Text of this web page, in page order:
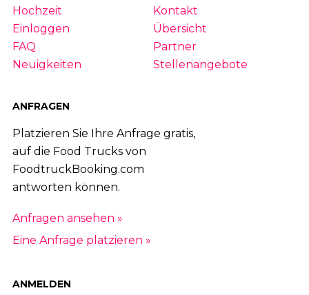
Hochzeit
Kontakt
Einloggen
Übersicht
FAQ
Partner
Neuigkeiten
Stellenangebote
ANFRAGEN
Platzieren Sie Ihre Anfrage gratis,
auf die Food Trucks von
FoodtruckBooking.com
antworten können.
Anfragen ansehen »
Eine Anfrage platzieren »
ANMELDEN